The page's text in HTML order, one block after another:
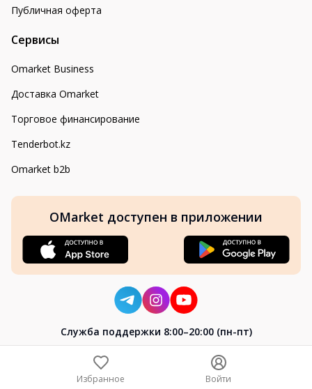
Публичная оферта
Сервисы
Omarket Business
Доставка Omarket
Торговое финансирование
Tenderbot.kz
Omarket b2b
OMarket доступен в приложении
Cлужба поддержки 8:00–20:00 (пн-пт)
Избранное Войти